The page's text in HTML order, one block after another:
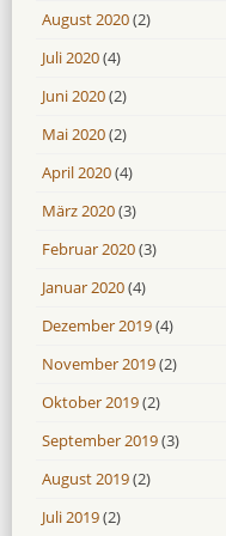
August 2020(2)
Juli 2020(4)
Juni 2020(2)
Mai 2020(2)
April 2020(4)
März 2020(3)
Februar 2020(3)
Januar 2020(4)
Dezember 2019(4)
November 2019(2)
Oktober 2019(2)
September 2019(3)
August 2019(2)
Juli 2019(2)